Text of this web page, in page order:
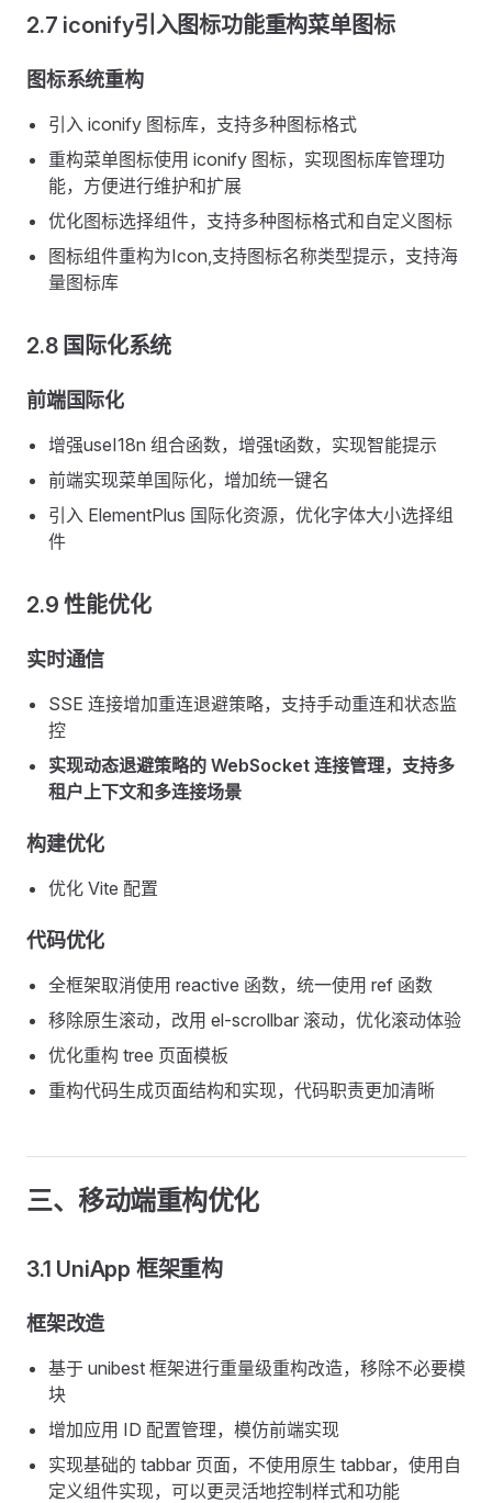
2.7 iconify引入图标功能重构菜单图标
图标系统重构
引入 iconify 图标库，支持多种图标格式
重构菜单图标使用 iconify 图标，实现图标库管理功
能，方便进行维护和扩展
优化图标选择组件，支持多种图标格式和自定义图标
图标组件重构为Icon,支持图标名称类型提示，支持海
量图标库
2.8 国际化系统
前端国际化
增强useI18n 组合函数，增强t函数，实现智能提示
前端实现菜单国际化，增加统一键名
引入 ElementPlus 国际化资源，优化字体大小选择组
件
2.9 性能优化
实时通信
SSE 连接增加重连退避策略，支持手动重连和状态监
控
实现动态退避策略的 WebSocket 连接管理，支持多
租户上下文和多连接场景
构建优化
优化 Vite 配置
代码优化
全框架取消使用 reactive 函数，统一使用 ref 函数
移除原生滚动，改用 el-scrollbar 滚动，优化滚动体验
优化重构 tree 页面模板
重构代码生成页面结构和实现，代码职责更加清晰
三、移动端重构优化
3.1 UniApp 框架重构
框架改造
基于 unibest 框架进行重量级重构改造，移除不必要模
块
增加应用 ID 配置管理，模仿前端实现
实现基础的 tabbar 页面，不使用原生 tabbar，使用自
定义组件实现，可以更灵活地控制样式和功能